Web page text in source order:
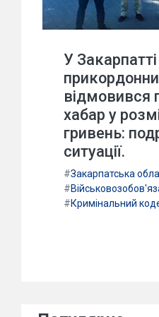
У Закарпатті
відмовився
хабар у
гривень:
ситуації.
#Закарпатська
#
#Кримінальний